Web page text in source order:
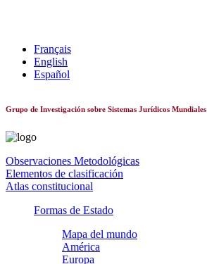
Français
English
Español
Grupo de Investigación sobre Sistemas Jurídicos Mundiales
Observaciones Metodológicas
Elementos de clasificación
Atlas constitucional
Formas de Estado
Mapa del mundo
América
Europa